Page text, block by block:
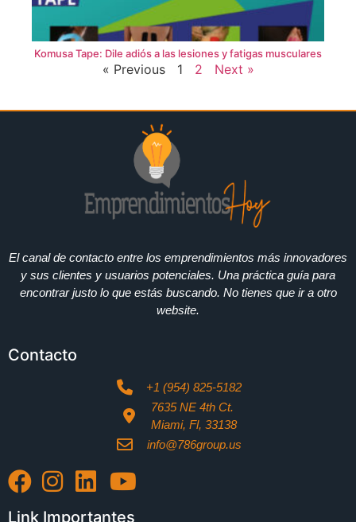
Komusa Tape: Dile adiós a las lesiones y fatigas musculares
« Previous 1 2 Next »
El canal de contacto entre los emprendimientos más innovadores
y sus clientes y usuarios potenciales. Una práctica guía para
encontrar justo lo que estás buscando. No tienes que ir a otro
website.
Contacto
+1 (954) 825-5182
7635 NE 4th Ct.
Miami, Fl, 33138
info@786group.us
Link Importantes